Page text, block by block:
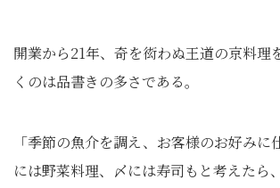
開業から21年、奇を衒わぬ王道の京料理
くのは品書きの多さである。
「季節の魚介を調え、お客様のお好みに
には野菜料理、〆には寿司もと考えたら